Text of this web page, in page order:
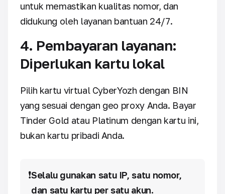
untuk memastikan kualitas nomor, dan
didukung oleh layanan bantuan 24/7.
4. Pembayaran layanan:
Diperlukan kartu lokal
Pilih kartu virtual CyberYozh dengan BIN
yang sesuai dengan geo proxy Anda. Bayar
Tinder Gold atau Platinum dengan kartu ini,
bukan kartu pribadi Anda.
❗Selalu gunakan satu IP, satu nomor,
dan satu kartu per satu akun.